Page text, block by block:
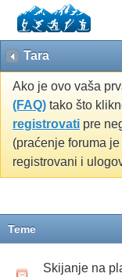
Tara
Ako je ovo vaša
(FAQ) tako što
registrovati pre
(praćenje foruma
registrovani i
Teme
Skijanje na